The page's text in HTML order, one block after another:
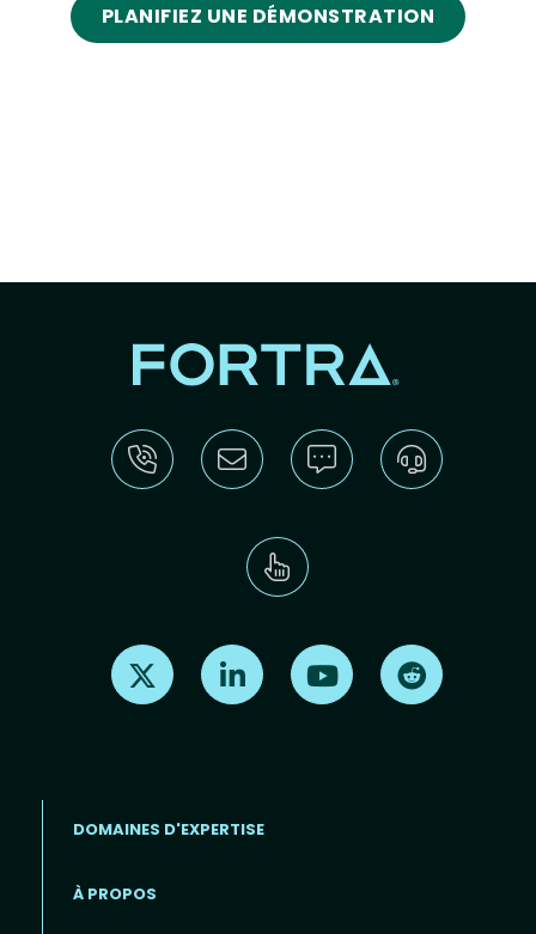
PLANIFIEZ UNE DÉMONSTRATION
Find us on X Find us on LinkedInFind us on Youtube
DOMAINES D'EXPERTISE
À PROPOS